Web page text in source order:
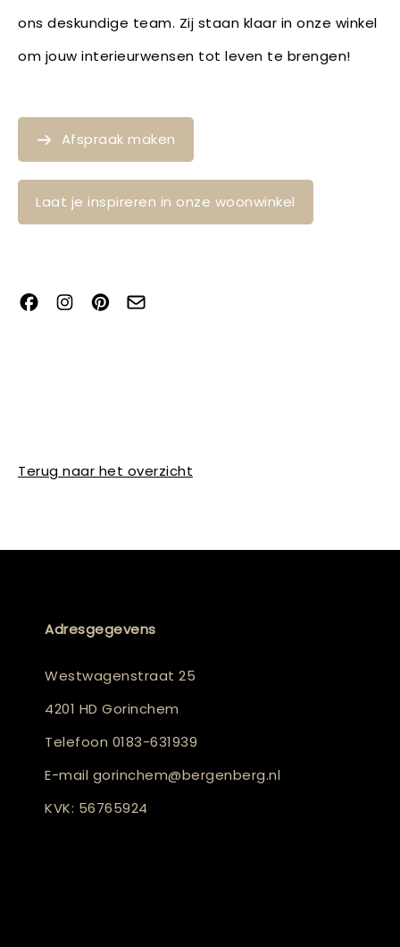
ons deskundige team. Zij staan klaar in onze winkel
om jouw interieurwensen tot leven te brengen!
Afspraak maken
Laat je inspireren in onze woonwinkel
Terug naar het overzicht
Adresgegevens
Westwagenstraat 25
4201 HD Gorinchem
Telefoon 0183-631939
E-mail gorinchem@bergenberg.nl
KVK: 56765924